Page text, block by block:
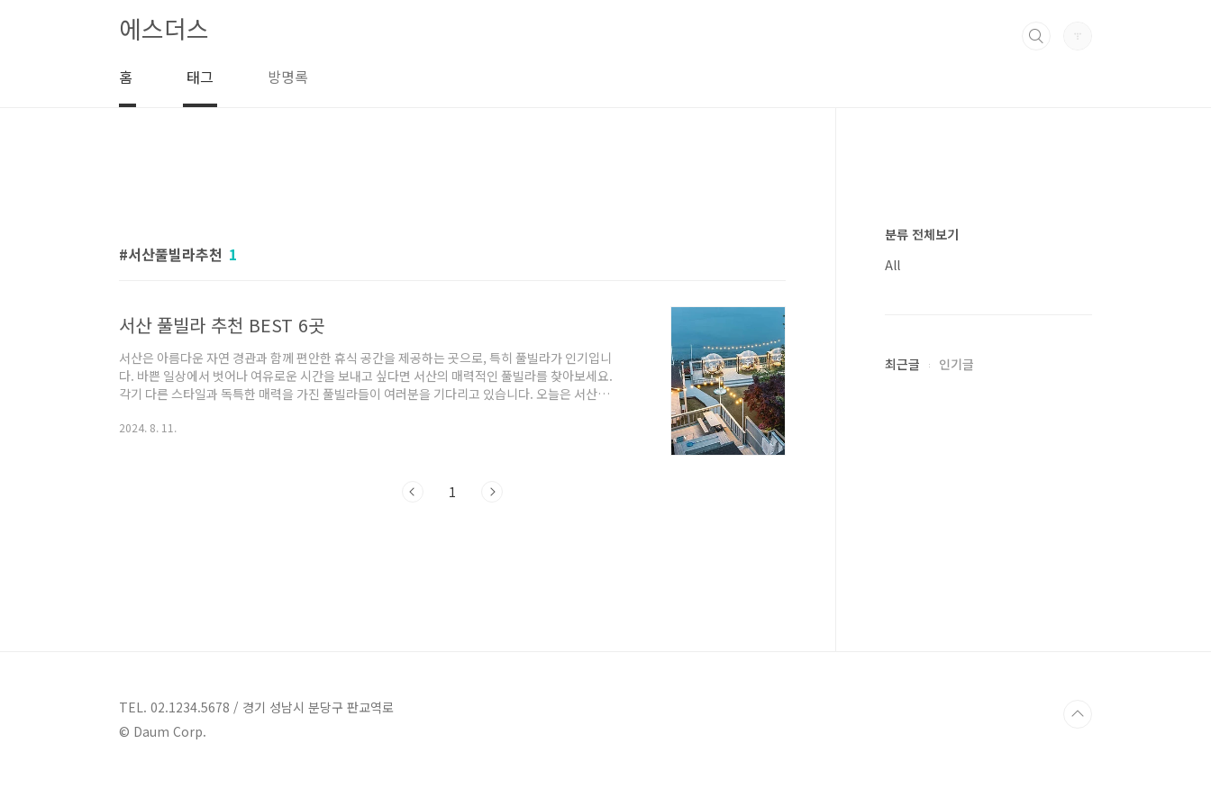
에스더스
홈 태그 방명록
서산풀빌라추천 1
서산 풀빌라 추천 BEST 6곳
서산은 아름다운 자연 경관과 함께 편안한 휴식 공간을 제공하는 곳으로, 특히 풀빌라가 인기입니
다. 바쁜 일상에서 벗어나 여유로운 시간을 보내고 싶다면 서산의 매력적인 풀빌라를 찾아보세요.
각기 다른 스타일과 독특한 매력을 가진 풀빌라들이 여러분을 기다리고 있습니다. 오늘은 서산에
소 : 충남 태안군 안면읍 풍어제길 44-29펜션 충남 태안군 안면읍에 위치한 스테이 무요일은 바닷
2024. 8. 11.
1
분류 전체보기
All
최근글 인기글
TEL. 02.1234.5678 / 경기 성남시 분당구 판교역로
© Daum Corp.